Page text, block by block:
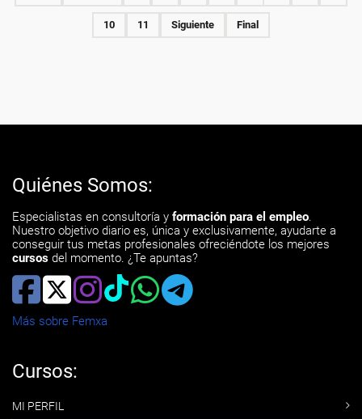
10 11 Siguiente Final
Quiénes Somos:
Especialistas en consultoría y formación para el empleo.
Nuestro objetivo diario es, única y exclusivamente, ayudarte a
conseguir tus metas profesionales ofreciéndote los mejores
cursos del momento. ¿Te apuntas?
Más sobre Femxa
Cursos:
MI PERFIL